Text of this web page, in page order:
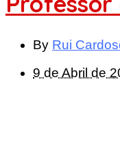
By Rui
9 de Abril de